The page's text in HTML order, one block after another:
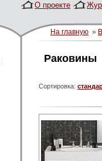
О проекте
На главную »
Раковины
Сортировка: